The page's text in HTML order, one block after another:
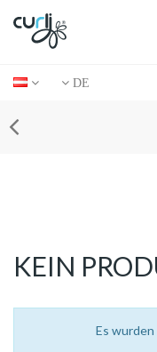
DE
KEIN
Es